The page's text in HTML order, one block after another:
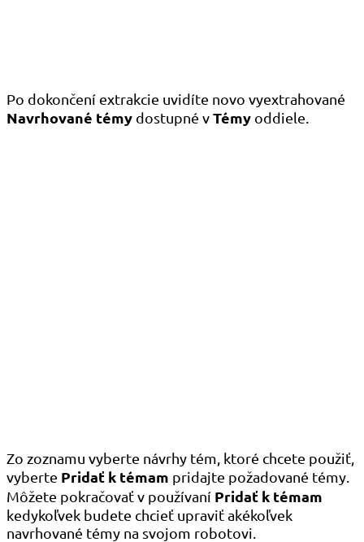
Po dokončení extrakcie uvidíte novo vyextrahované
Navrhované témy dostupné vTémy oddiele.
Zo zoznamu vyberte návrhy tém, ktoré chcete použiť,
vyberte Pridať k témam pridajte požadované témy.
Môžete pokračovať v používaní Pridať k témam
kedykoľvek budete chcieť upraviť akékoľvek
navrhované témy na svojom robotovi.